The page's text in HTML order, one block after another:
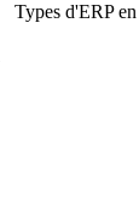
Types d'ERP